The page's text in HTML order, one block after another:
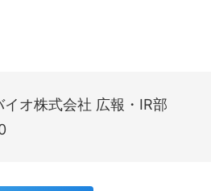
オ株式会社 広報・IR部